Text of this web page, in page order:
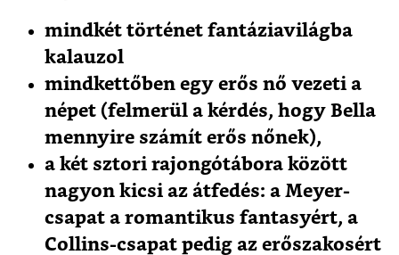
mindkét történet fantáziavilágba
kalauzol
mindkettőben egy erős nő vezeti a
népet (felmerül a kérdés, hogy Bella
mennyire számít erős nőnek),
a két sztori rajongótábora között
nagyon kicsi az átfedés: a Meyer-
csapat a romantikus fantasyért, a
Collins-csapat pedig az erőszakosért